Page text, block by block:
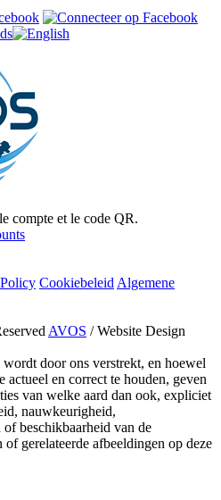
compte et le code QR.
Cookiebeleid Algemene
AVOS / Website Design
door ons verstrekt, en hoewel
actueel en correct te houden, geven
van welke aard dan ook, expliciet
nauwkeurigheid,
beschikbaarheid van de
gerelateerde afbeeldingen op deze